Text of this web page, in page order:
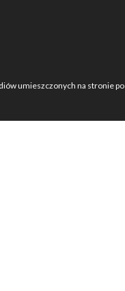
umieszczonych na stronie